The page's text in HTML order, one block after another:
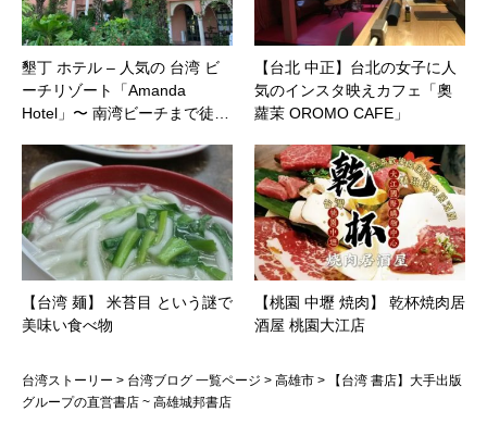
墾丁 ホテル – 人気の 台湾 ビ
ーチリゾート「Amanda
Hotel」〜 南湾ビーチまで徒…
【台北 中正】台北の女子に人
気のインスタ映えカフェ「奧
蘿茉 OROMO CAFE」
【台湾 麺】 米苔目 という謎で
美味い食べ物
【桃園 中壢 焼肉】 乾杯焼肉居
酒屋 桃園大江店
台湾ストーリー > 台湾ブログ 一覧ページ > 高雄市 >
【台湾 書店】大手出版
グループの直営書店 ~ 高雄城邦書店